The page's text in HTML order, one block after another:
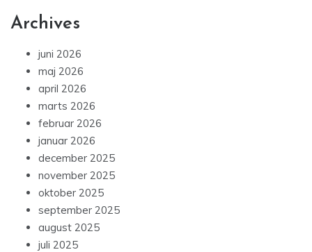
Archives
juni 2026
maj 2026
april 2026
marts 2026
februar 2026
januar 2026
december 2025
november 2025
oktober 2025
september 2025
august 2025
juli 2025